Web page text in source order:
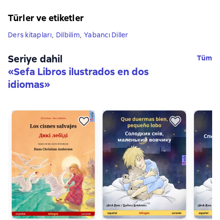
Türler ve etiketler
Ders kitapları, Dilbilim, Yabancı Diller
Seriye dahil
«Sefa Libros ilustrados en dos
idiomas»
Tüm